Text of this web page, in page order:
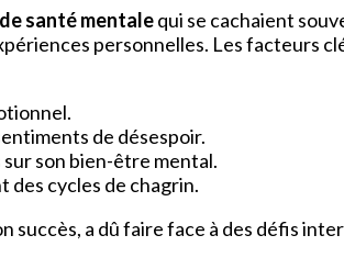
santé mentalequi se cachaient
personnelles. Les facteurs
de désespoir.
son bien-être mental.
des cycles de chagrin.
succès, a dû faire face à des défis